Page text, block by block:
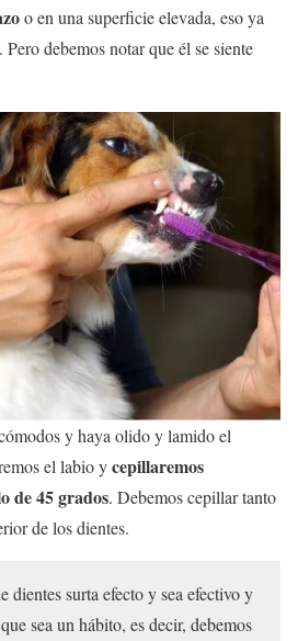
o en una superficie elevada, eso ya
debemos notar que él se siente
y haya olido y lamido el
el labio ycepillaremos
de 45 grados. Debemos cepillar tanto
de los dientes.
dientes surta efecto y sea efectivo y
sea un hábito, es decir, debemos